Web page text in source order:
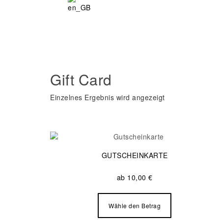
Gift Card
Einzelnes Ergebnis wird angezeigt
GUTSCHEINKARTE
ab 10,00€
Wähle den Betrag